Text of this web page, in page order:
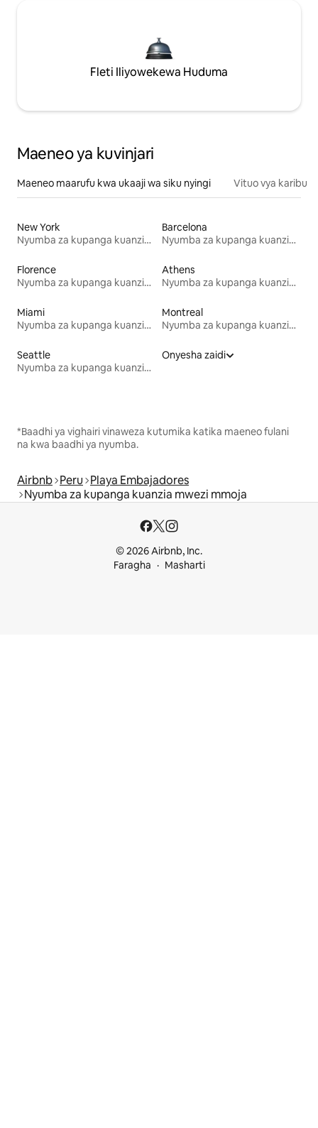
Fleti Iliyowekewa Huduma
Maeneo ya kuvinjari
Maeneo maarufu kwa ukaaji wa siku nyingi Vituo vya karibu
New York
Nyumba za kupanga kuanzia mwezi mmoja
Barcelona
Nyumba za kupanga kuanzia mwezi mmoja
Florence
Nyumba za kupanga kuanzia mwezi mmoja
Athens
Nyumba za kupanga kuanzia mwezi mmoja
Miami
Nyumba za kupanga kuanzia mwezi mmoja
Montreal
Nyumba za kupanga kuanzia mwezi mmoja
Seattle
Nyumba za kupanga kuanzia mwezi mmoja
Onyesha zaidi
*Baadhi ya vighairi vinaweza kutumika katika maeneo fulani
na kwa baadhi ya nyumba.
Airbnb Peru Playa Embajadores
Nyumba za kupanga kuanzia mwezi mmoja
© 2026 Airbnb, Inc.
Faragha
Masharti